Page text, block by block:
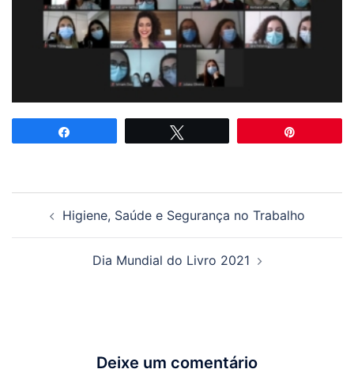
Higiene, Saúde e Segurança no Trabalho
Dia Mundial do Livro 2021
Deixe um comentário